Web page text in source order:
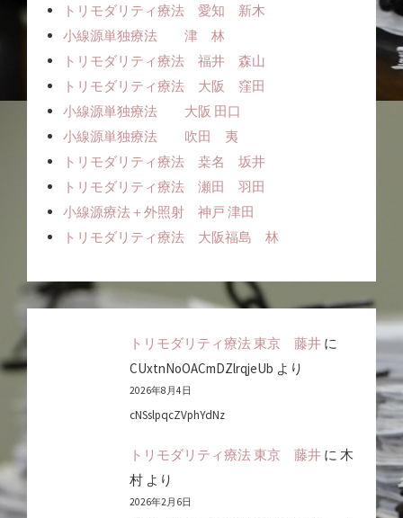
トリモダリティ療法 愛知 新木
小線源単独療法 津 林
トリモダリティ療法 福井 森山
トリモダリティ療法 大阪 窪田
小線源単独療法 大阪 田口
小線源単独療法 吹田 夷
トリモダリティ療法 桒名 坂井
トリモダリティ療法 瀬田 羽田
小線源療法＋外照射 神戸 津田
トリモダリティ療法 大阪福島 林
トリモダリティ療法 東京 藤井に
CUxtnNoOACmDZlrqjeUb より
2026年8月4日
cNSslpqcZVphYdNz
トリモダリティ療法 東京 藤井に 木
村より
2026年2月6日